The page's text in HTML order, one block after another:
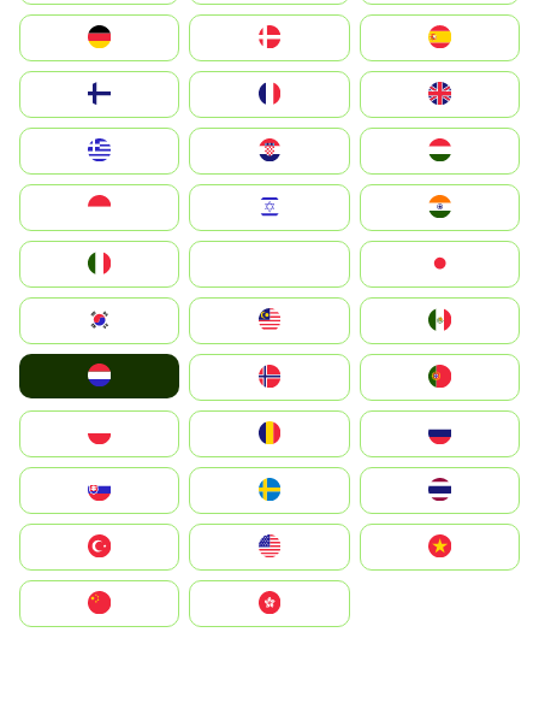
Deutschland
United Kingdom
Magyarország
South Korea
United States
中國香港特別行政區